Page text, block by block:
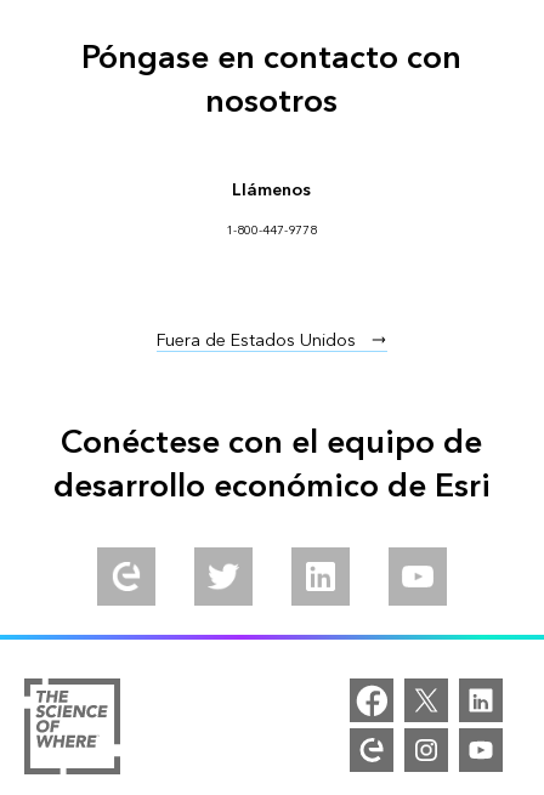
Póngase en contacto con
nosotros
Llámenos
1-800-447-9778
Fuera de Estados Unidos
Conéctese con el equipo de
desarrollo económico de Esri
Explore our Esri Community
Follow us on TwitterConnect with us on LinkedIn
Explore our